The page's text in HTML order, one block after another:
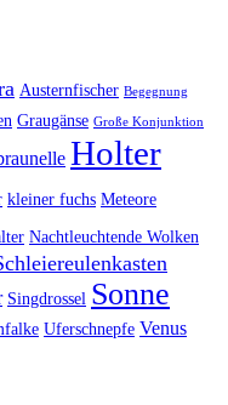
Austernfischer Begegnung
Graugänse Große Konjunktion
Holter
kleiner fuchs Meteore
Nachtleuchtende Wolken
Singdrossel Sonne
Uferschnepfe Venus